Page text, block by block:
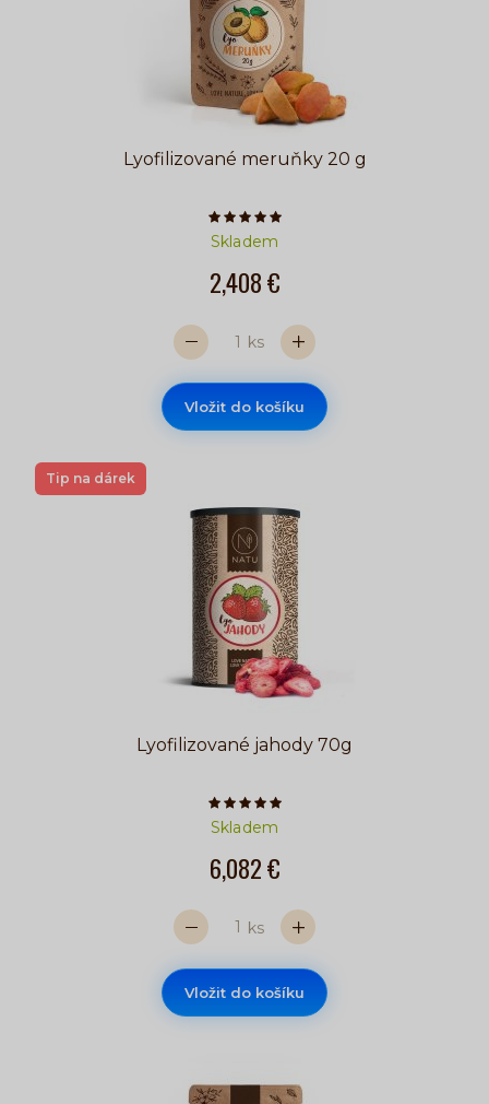
Lyofilizované meruňky 20 g
Počet hvězdiček je 5 z 5
Skladem
2,408 €
ks
Vložit do košíku
Tip na dárek
Lyofilizované jahody 70g
Počet hvězdiček je 5 z 5
Skladem
6,082 €
ks
Vložit do košíku